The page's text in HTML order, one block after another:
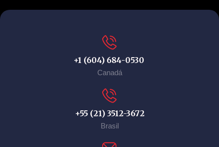
+1 (604) 684-0530
Canadá
+55 (21) 3512-3672
Brasil